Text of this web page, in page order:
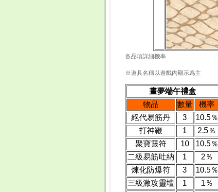
各品項詳細機率
※道具名稱以遊戲內顯示為主
晝夢端午禮盒
物品
數量
機率
絕代易筋丹
3
10.5％
打神鞭
1
2.5％
聚寶靈符
10
10.5％
二級易筋吐納
1
2％
煉化防爆符
3
10.5％
三級激攻靈壇
1
1％